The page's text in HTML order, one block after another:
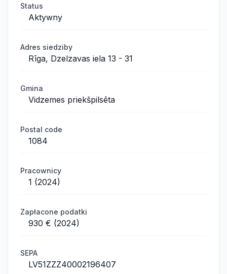
Status
Aktywny
Adres siedziby
Rīga, Dzelzavas iela 13 - 31
Gmina
Vidzemes priekšpilsēta
Postal code
1084
Pracownicy
1 (2024)
Zapłacone podatki
930 € (2024)
SEPA
LV51ZZZ40002196407